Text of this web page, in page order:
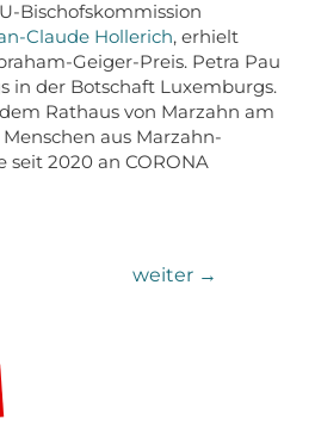
Bischofskommission
Claude Hollerich, erhielt
Geiger-Preis. Petra Pau
in der Botschaft Luxemburgs.
Rathaus von Marzahn am
aus Marzahn-
seit 2020 an CORONA
weiter →